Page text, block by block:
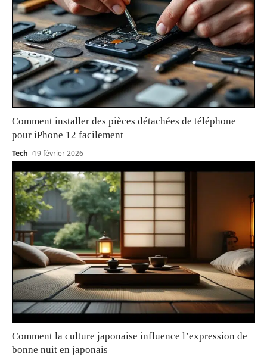
Comment installer des pièces détachées de téléphone
pour iPhone 12 facilement
Tech 19 février 2026
Comment la culture japonaise influence l’expression de
bonne nuit en japonais